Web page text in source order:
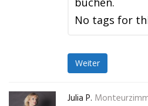
No tags for
Weiter
Julia P.